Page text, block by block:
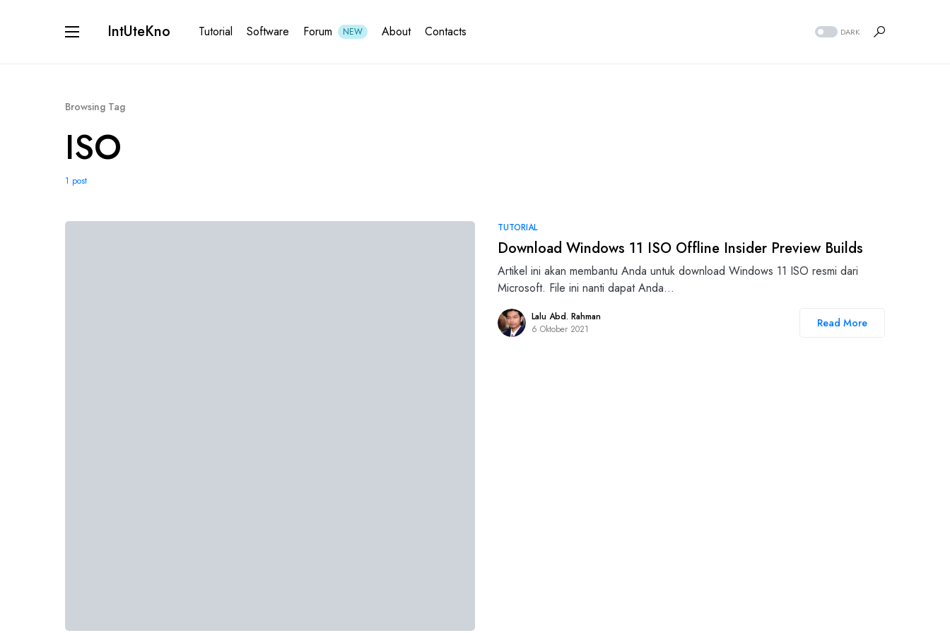
IntUteKno Tutorial Software Forum NEW About Contacts DARK
Browsing Tag
ISO
1 post
TUTORIAL
Download Windows 11 ISO Offline Insider Preview Builds
Artikel ini akan membantu Anda untuk download Windows 11 ISO resmi dari
Microsoft. File ini nanti dapat Anda…
Lalu Abd. Rahman
6 Oktober 2021
Read More